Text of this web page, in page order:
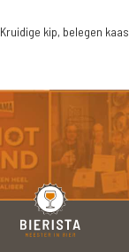
Kruidige kip, belegen kaas